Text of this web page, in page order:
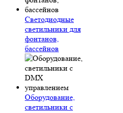
Светодиодные
светильники для
фонтанов,
бассейнов
Оборудование,
светильники с